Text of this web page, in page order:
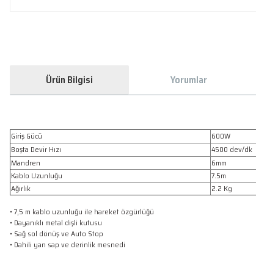
Ürün Bilgisi Yorumlar
Giriş Gücü
600W
Boşta Devir Hızı
4500 dev/dk
Mandren
6mm
Kablo Uzunluğu
7.5m
Ağırlık
2.2 Kg
• 7,5 m kablo uzunluğu ile hareket özgürlüğü
• Dayanıklı metal dişli kutusu
• Sağ sol dönüş ve Auto Stop
• Dahili yan sap ve derinlik mesnedi